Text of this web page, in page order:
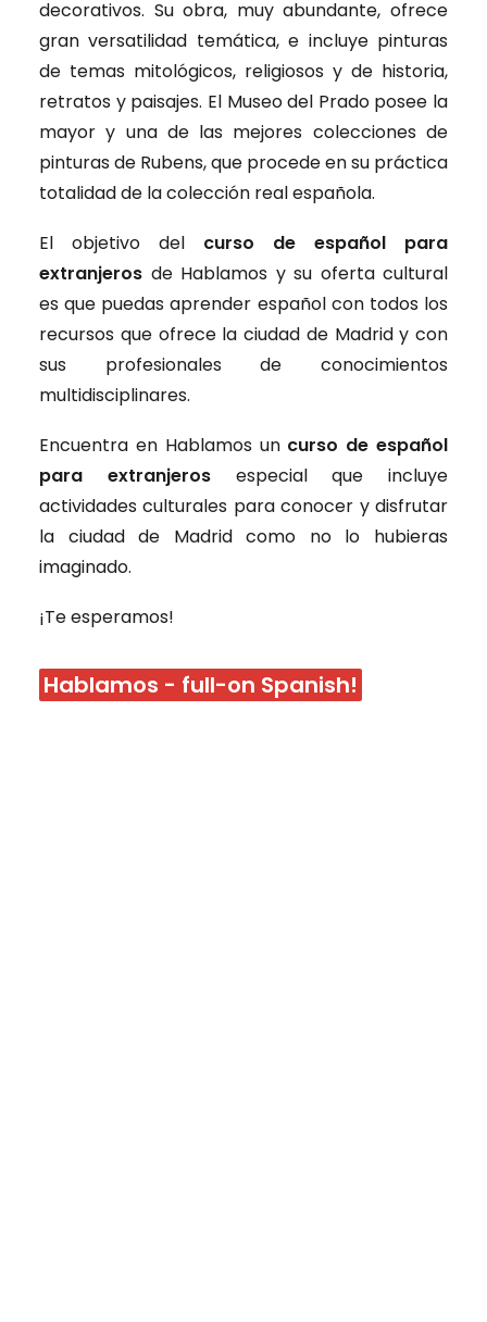
decorativos. Su obra, muy abundante, ofrece
gran versatilidad temática, e incluye pinturas
de temas mitológicos, religiosos y de historia,
retratos y paisajes. El Museo del Prado posee la
mayor y una de las mejores colecciones de
pinturas de Rubens, que procede en su práctica
totalidad de la colección real española.
El objetivo del curso de español para
extranjeros de Hablamos y su oferta cultural
es que puedas aprender español con todos los
recursos que ofrece la ciudad de Madrid y con
sus profesionalesde conocimientos
multidisciplinares.
Encuentra en Hablamos un curso de español
para extranjerosespecial que incluye
actividades culturales para conocer y disfrutar
la ciudad de Madrid como no lo hubieras
imaginado.
¡Te esperamos!
Hablamos - full-on Spanish!